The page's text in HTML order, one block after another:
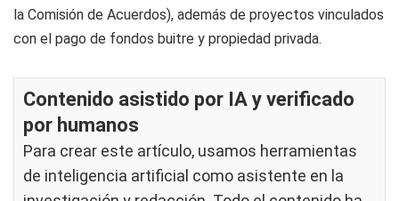
la Comisión de Acuerdos), además de proyectos vinculados
con el pago de fondos buitre y propiedad privada.
Contenido asistido por IA y verificado
por humanos
Para crear este artículo, usamos herramientas
de inteligencia artificial como asistente en la